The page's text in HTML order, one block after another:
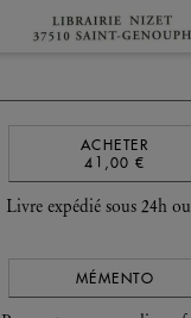
ACHETER
41,00 €
Livre expédié sous 24h
MÉMENTO